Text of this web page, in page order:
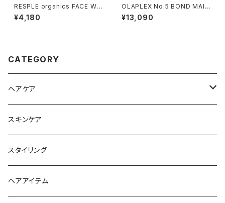
RESPLE organics FACE WA
SH 詰替え 200ml
¥4,180
OLAPLEX No.5 BOND MAIN
TENANCE CONDITIONER 1
000ml
¥13,090
CATEGORY
ヘアケア
シャンプー
トリートメント
ヘアオイル
スキンケア
スタイリング
ヘアアイテム